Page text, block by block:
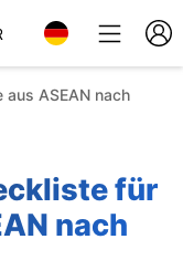
ASEAN nach
für
nach